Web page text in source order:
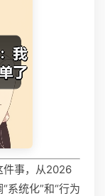
件事，从2026
系统化”和“行为